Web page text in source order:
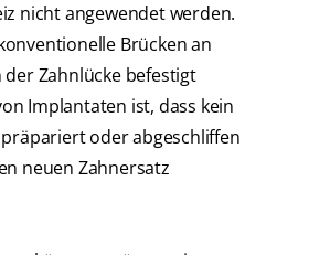
nicht angewendet werden.
Brücken an
Zahnlücke befestigt
Implantaten ist, dass kein
oder abgeschliffen
neuen Zahnersatz